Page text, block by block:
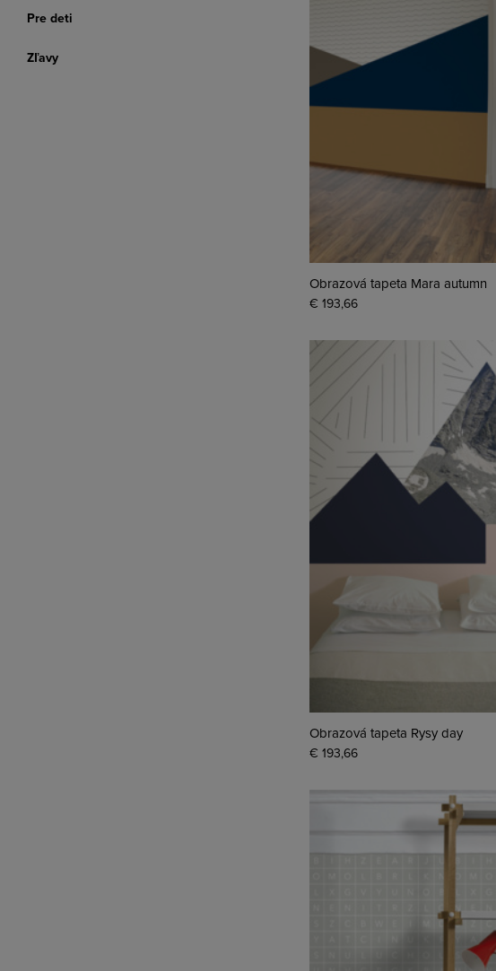
Pre deti
Zľavy
Obrazová tapeta Mara autumn
€ 193,66
Obrazová tapeta Rysy day
€ 193,66